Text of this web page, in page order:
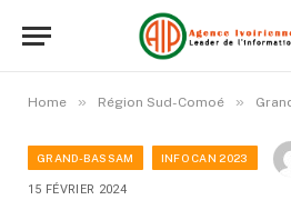
Home » Région Sud-Comoé »
GRAND-BASSAM INFO CAN 2023
15 FÉVRIER 2024